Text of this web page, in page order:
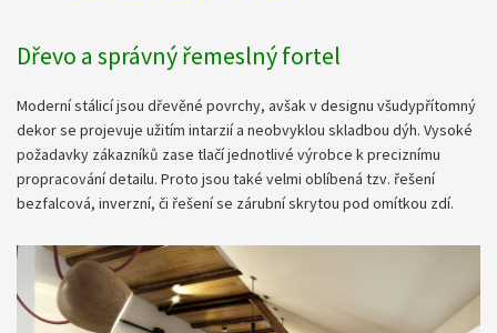
Dřevo a správný řemeslný fortel
Moderní stálicí jsou dřevěné povrchy, avšak v designu všudypřítomný
dekor se projevuje užitím intarzií a neobvyklou skladbou dýh. Vysoké
požadavky zákazníků zase tlačí jednotlivé výrobce k preciznímu
propracování detailu. Proto jsou také velmi oblíbená tzv. řešení
bezfalcová, inverzní, či řešení se zárubní skrytou pod omítkou zdí.